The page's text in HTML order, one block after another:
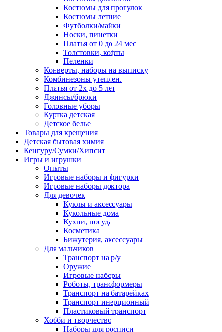
Костюмы для прогулок
Костюмы летние
Футболки/майки
Носки, пинетки
Платья от 0 до 24 мес
Толстовки, кофты
Пеленки
Конверты, наборы на выписку
Комбинезоны утеплен.
Платья от 2х до 5 лет
Джинсы/брюки
Головные уборы
Куртка детская
Детское белье
Товары для крещения
Детская бытовая химия
Кенгуру/Сумки/Хипсит
Игры и игрушки
Опыты
Игровые наборы и фигурки
Игровые наборы доктора
Для девочек
Куклы и аксессуары
Кукольные дома
Кухни, посуда
Косметика
Бижутерия, аксессуары
Для мальчиков
Транспорт на р/у
Оружие
Игровые наборы
Роботы, трансформеры
Транспорт на батарейках
Транспорт инерционный
Пластиковый транспорт
Хобби и творчество
Наборы для росписи